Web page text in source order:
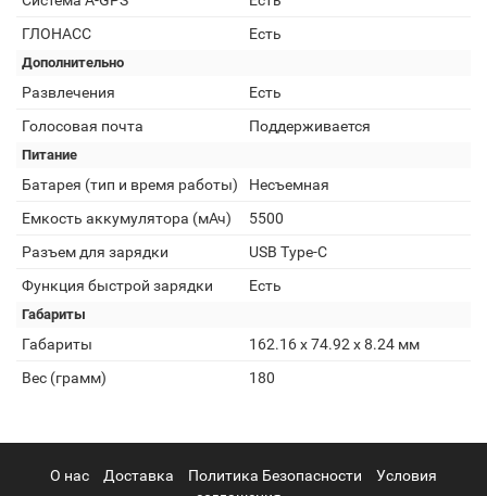
ГЛОНАСС
Есть
Дополнительно
Развлечения
Есть
Голосовая почта
Поддерживается
Питание
Батарея (тип и время работы)
Несъемная
Емкость аккумулятора (мАч)
5500
Разъем для зарядки
USB Type-C
Функция быстрой зарядки
Есть
Габариты
Габариты
162.16 х 74.92 х 8.24 мм
Вес (грамм)
180
О нас Доставка Политика Безопасности
Условия